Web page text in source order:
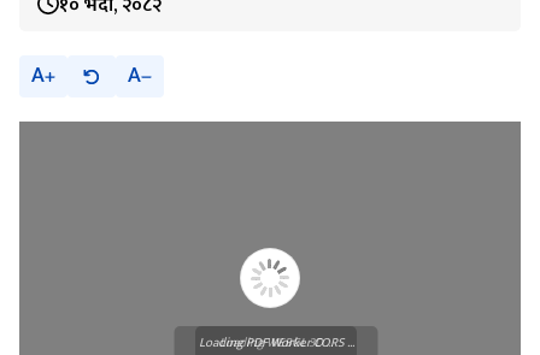
A A
Loading WEBGL 3D ...
Loading PDF Worker CORS ...